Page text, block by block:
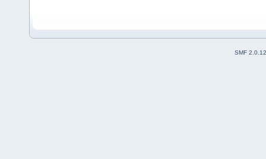
SMF 2.0.12